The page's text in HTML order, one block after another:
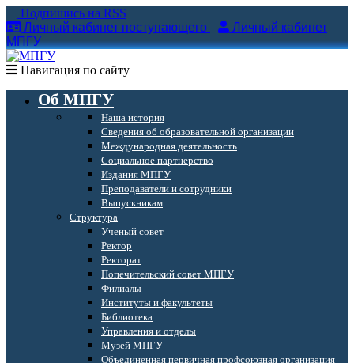
Подпишись на RSS
Личный кабинет поступающего
Личный кабинет
МПГУ
Навигация по сайту
Об МПГУ
Наша история
Сведения об образовательной организации
Международная деятельность
Социальное партнерство
Издания МПГУ
Преподаватели и сотрудники
Выпускникам
Структура
Ученый совет
Ректор
Ректорат
Попечительский совет МПГУ
Филиалы
Институты и факультеты
Библиотека
Управления и отделы
Музей МПГУ
Объединенная первичная профсоюзная организация